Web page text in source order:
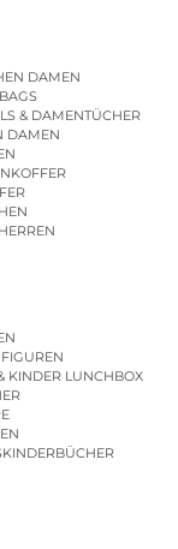
DAMEN
& DAMENTÜCHER
DAMEN
KINDER LUNCHBOX